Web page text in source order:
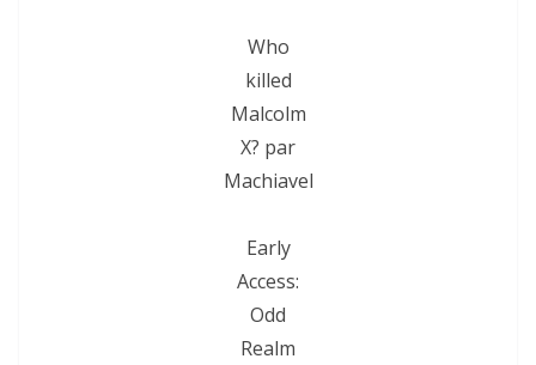
Who
killed
Malcolm
X? par
Machiavel
Early
Access:
Odd
Realm